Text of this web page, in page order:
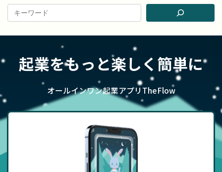
起業をもっと楽しく簡単に
オールインワン起業アプリTheFlow